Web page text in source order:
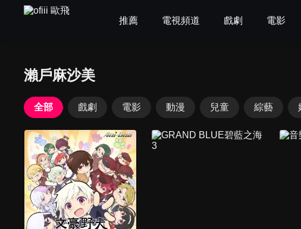
推薦 電視頻道 戲劇 電影
瀨戶麻沙美
全部 戲劇 電影 動漫 兒童 綜藝